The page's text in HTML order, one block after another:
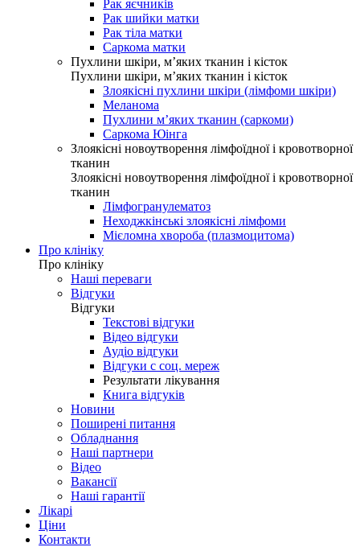
Рак яєчників
Рак шийки матки
Рак тіла матки
Саркома матки
Пухлини шкіри, м’яких тканин і кісток
Пухлини шкіри, м’яких тканин і кісток
Злоякісні пухлини шкіри (лімфоми шкіри)
Меланома
Пухлини м’яких тканин (саркоми)
Саркома Юінга
Злоякісні новоутворення лімфоїдної і кровотворної
тканин
Злоякісні новоутворення лімфоїдної і кровотворної
тканин
Лімфогранулематоз
Неходжкінські злоякісні лімфоми
Мієломна хвороба (плазмоцитома)
Про клініку
Про клініку
Наші переваги
Відгуки
Відгуки
Текстові відгуки
Відео відгуки
Аудіо відгуки
Відгуки с соц. мереж
Результати лікування
Книга відгуків
Новини
Поширені питання
Обладнання
Наші партнери
Відео
Вакансії
Наші гарантії
Лікарі
Ціни
Контакти